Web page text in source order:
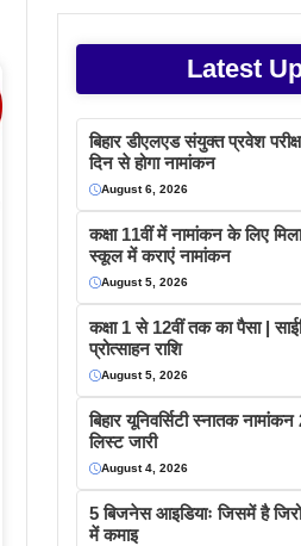
Latest
बिहार डीएलएड संयुक्त प्रवेश
दिन से होगा नामांकन
August 6, 2026
कक्षा 11वीं में नामांकन के लिए
स्कूल में कराएं नामांकन
August 5, 2026
कक्षा 1 से 12वीं तक का पैसा |
प्रोत्साहन राशि
August 5, 2026
बिहार यूनिवर्सिटी स्नातक
लिस्ट जारी
August 4, 2026
5 बिजनेस आइडियाः जिसमें है
में कमाइ